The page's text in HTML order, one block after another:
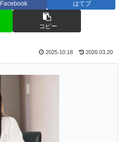
Facebook はてブ
コピー
2025.10.18 2026.03.20